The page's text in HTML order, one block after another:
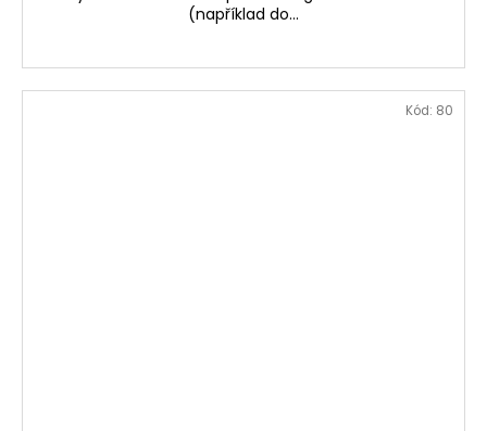
(například do...
Kód: 80